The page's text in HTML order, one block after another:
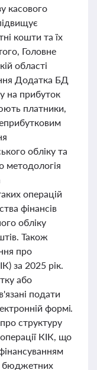
касового
кошти та їх
Головне
області
Додатка БД
на прибуток
платники,
обліку та
методологія
операцій
фінансів
обліку
Також
про
за 2025 рік.
або
подати
формі.
структуру
КІК, що
бюджетних